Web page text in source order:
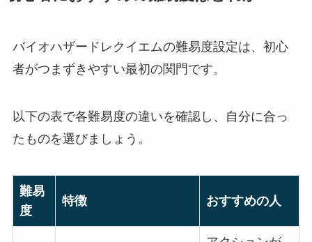
バイオハザードレクイエムの難易度設定は、初心
者がつまずきやすい最初の関門です。
以下の表で各難易度の違いを確認し、自分に合っ
たものを選びましょう。
難易
度
特徴 おすすめの人